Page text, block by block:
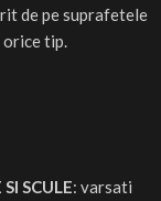
de pe suprafetele
orice tip.
SCULE: varsati